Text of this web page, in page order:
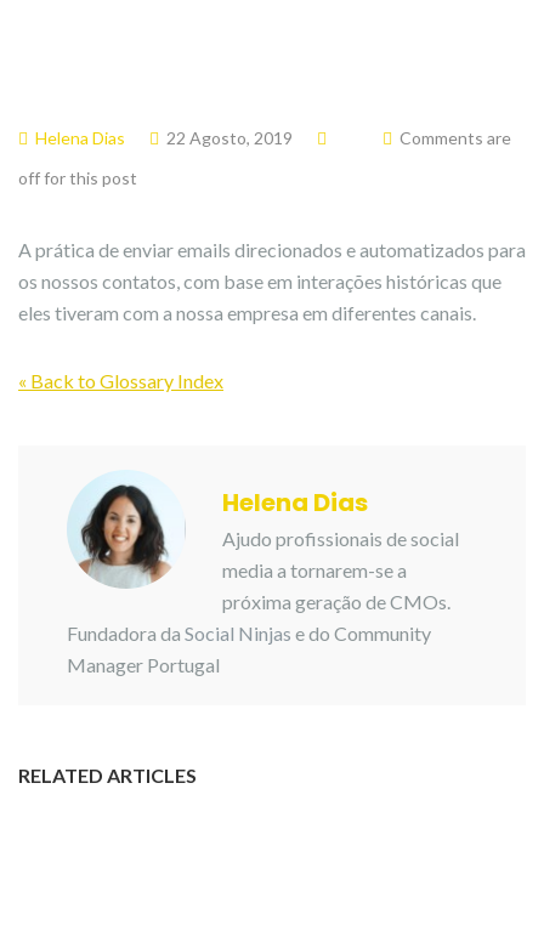
Helena Dias 22 Agosto, 2019
Comments are
off for this post
A prática de enviar emails direcionados e automatizados para
os nossos contatos, com base em interações históricas que
eles tiveram com a nossa empresa em diferentes canais.
« Back to Glossary Index
Helena Dias
Ajudo profissionais de social
media a tornarem-se a
próxima geração de CMOs.
Fundadora da Social Ninjas e do Community
Manager Portugal
RELATED ARTICLES